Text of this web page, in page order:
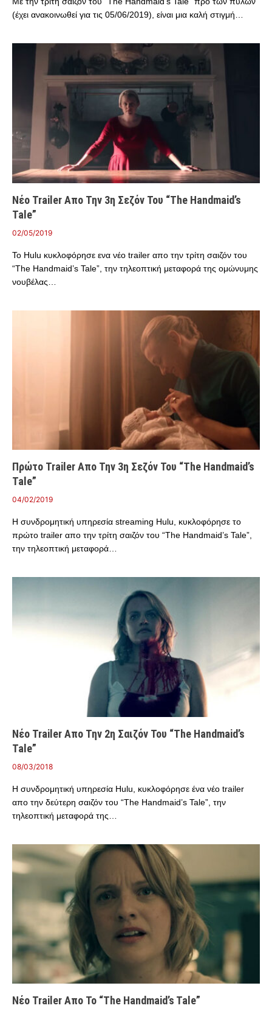
(έχει ανακοινωθεί για τις 05/06/2019), είναι μια καλή στιγμή…
Νέο Trailer Απο Την 3η Σεζόν Του “The Handmaid’s
Tale”
02/05/2019
Το Hulu κυκλοφόρησε ενα νέο trailer απο την τρίτη σαιζόν του
“The Handmaid’s Tale”, την τηλεοπτική μεταφορά της ομώνυμης
νουβέλας…
Πρώτο Trailer Απο Την 3η Σεζόν Του “The Handmaid’s
Tale”
04/02/2019
Η συνδρομητική υπηρεσία streaming Hulu, κυκλοφόρησε το
πρώτο trailer απο την τρίτη σαιζόν του “The Handmaid’s Tale”,
την τηλεοπτική μεταφορά…
Νέο Trailer Απο Την 2η Σαιζόν Του “The Handmaid’s
Tale”
08/03/2018
Η συνδρομητική υπηρεσία Hulu, κυκλοφόρησε ένα νέο trailer
απο την δεύτερη σαιζόν του “The Handmaid’s Tale”, την
τηλεοπτική μεταφορά της…
Νέο Trailer Απο Το “The Handmaid’s Tale”